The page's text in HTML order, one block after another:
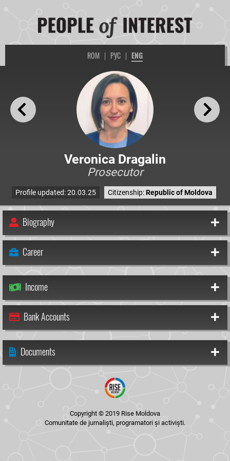
ROM | РУС | ENG
Veronica Dragalin
Prosecutor
Profile updated: 20.03.25 Citizenship:Republic of Moldova
Biography
Career
Income
Bank Accounts
Documents
Copyright © 2019 Rise Moldova
Comunitate de jurnaliști, programatori și activiști.